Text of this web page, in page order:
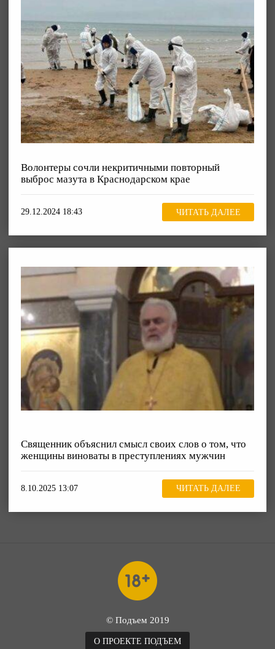
Волонтеры сочли некритичными повторный
выброс мазута в Краснодарском крае
29.12.2024 18:43 ЧИТАТЬ ДАЛЕЕ
Священник объяснил смысл своих слов о том, что
женщины виноваты в преступлениях мужчин
8.10.2025 13:07 ЧИТАТЬ ДАЛЕЕ
© Подъем 2019
О ПРОЕКТЕ ПОДЪЕМ